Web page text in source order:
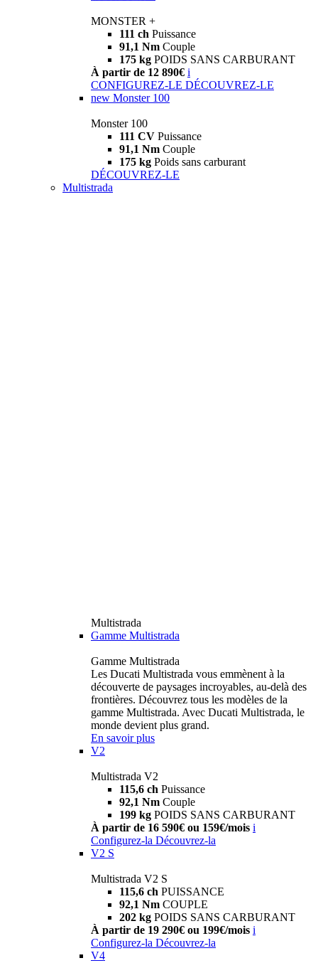
MONSTER +
111 ch Puissance
91,1 Nm Couple
175 kg POIDS SANS CARBURANT
À partir de 12 890€ i
CONFIGUREZ-LE DÉCOUVREZ-LE
new Monster 100
Monster 100
111 CV Puissance
91,1 Nm Couple
175 kg Poids sans carburant
DÉCOUVREZ-LE
Multistrada
Multistrada
Gamme Multistrada
Gamme Multistrada
Les Ducati Multistrada vous emmènent à la
découverte de paysages incroyables, au-delà des
frontières. Découvrez tous les modèles de la
gamme Multistrada. Avec Ducati Multistrada, le
monde devient plus grand.
En savoir plus
V2
Multistrada V2
115,6 ch Puissance
92,1 Nm Couple
199 kg POIDS SANS CARBURANT
À partir de 16 590€ ou 159€/mois i
Configurez-la Découvrez-la
V2 S
Multistrada V2 S
115,6 ch PUISSANCE
92,1 Nm COUPLE
202 kg POIDS SANS CARBURANT
À partir de 19 290€ ou 199€/mois i
Configurez-la Découvrez-la
V4